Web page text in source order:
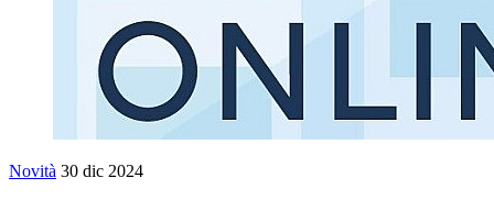
Novità 30 dic 2024